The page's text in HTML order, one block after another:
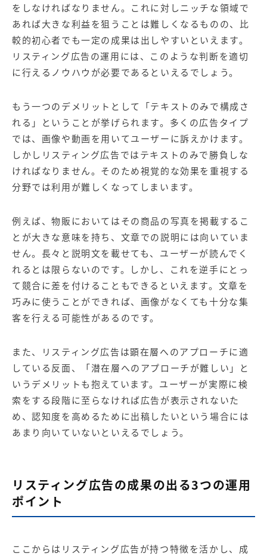
をしなければなりません。これに対しニッチな領域で
あれば大きな利益を狙うことは難しくなるものの、比
較的初心者でも一定の成果は出しやすいといえます。
リスティング広告の運用には、このような判断を適切
に行えるノウハウが必要であるといえるでしょう。
もう一つのデメリットとして「テキストのみで構成さ
れる」ということが挙げられます。多くの広告タイプ
では、画像や動画を用いてユーザーに訴えかけます。
しかしリスティング広告ではテキストのみで勝負しな
ければなりません。そのため視覚的な効果を重視する
分野では利用が難しくなってしまいます。
例えば、物販においてはその商品の写真を掲載するこ
とが大きな意味を持ち、文章での説明には向いていま
せん。長々と説明文を載せても、ユーザーが読んでく
れるとは限らないのです。しかし、これを逆手にとっ
て競合に差を付けることもできるといえます。文章を
巧みに使うことができれば、画像がなくても十分な集
客を行える可能性があるのです。
また、リスティング広告は顕在層へのアプローチに適
している反面、「潜在層へのアプローチが難しい」と
いうデメリットも抱えています。ユーザーが実際に検
索をする段階に至らなければ広告が表示されないた
め、認知度を高めるために出稿したいという場合には
あまり向いていないといえるでしょう。
リスティング広告の成果の出る3つの運用
ポイント
ここからはリスティング広告が持つ特徴を活かし、成